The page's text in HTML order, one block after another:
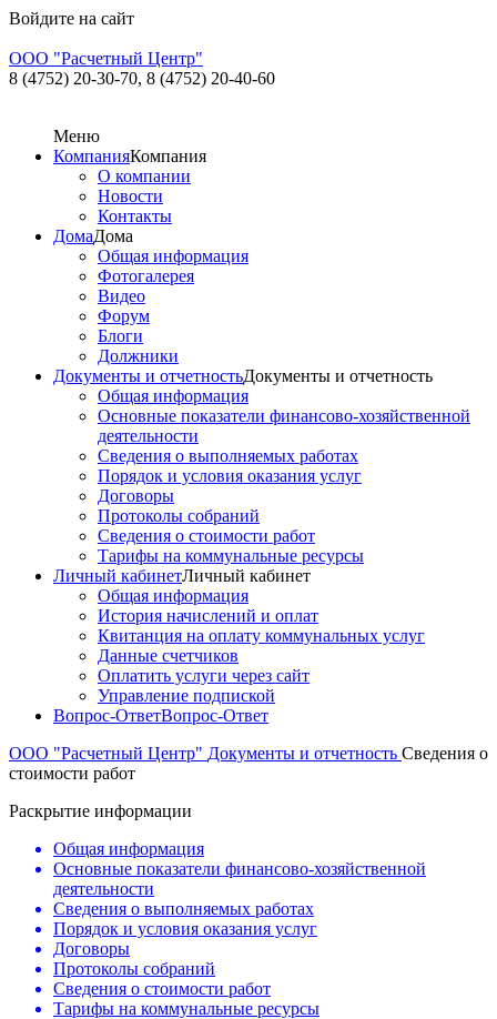
Войдите на сайт
ООО "Расчетный Центр"
8 (4752) 20-30-70, 8 (4752) 20-40-60
Меню
КомпанияКомпания
О компании
Новости
Контакты
ДомаДома
Общая информация
Фотогалерея
Видео
Форум
Блоги
Должники
Документы и отчетностьДокументы и отчетность
Общая информация
Основные показатели финансово-хозяйственной
деятельности
Сведения о выполняемых работах
Порядок и условия оказания услуг
Договоры
Протоколы собраний
Сведения о стоимости работ
Тарифы на коммунальные ресурсы
Личный кабинетЛичный кабинет
Общая информация
История начислений и оплат
Квитанция на оплату коммунальных услуг
Данные счетчиков
Оплатить услуги через сайт
Управление подпиской
Вопрос-ОтветВопрос-Ответ
ООО "Расчетный Центр" Документы и отчетность Сведения о
стоимости работ
Раскрытие информации
Общая информация
Основные показатели финансово-хозяйственной
деятельности
Сведения о выполняемых работах
Порядок и условия оказания услуг
Договоры
Протоколы собраний
Сведения о стоимости работ
Тарифы на коммунальные ресурсы